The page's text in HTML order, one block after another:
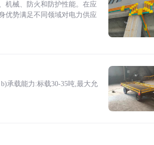
机械、防火和防护性能。在应
优势满足不同领域对电力供应
承载能力:标载30-35吨,最大允